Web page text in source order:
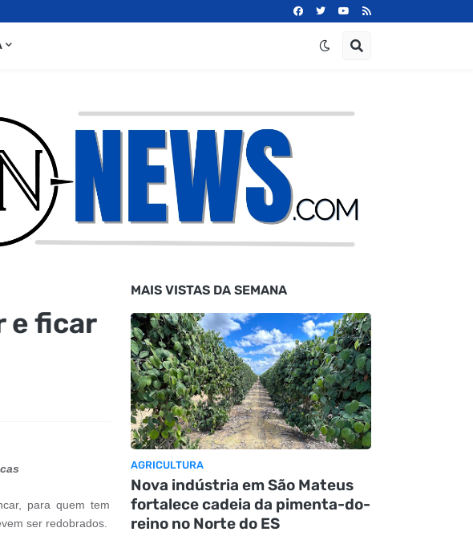
e ficar
para quem tem
ser redobrados.
MAIS VISTAS DA SEMANA
AGRICULTURA
Nova indústria em São Mateus
fortalece cadeia da pimenta-do-
reino no Norte do ES